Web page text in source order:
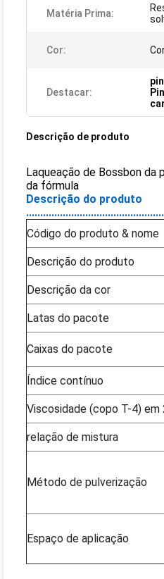
Matéria Prima:
Cor:
Destacar:
Descrição de produto
Laqueação de Bossbon da
da fórmula
Descrição do produto
Código do produto & nome
Descrição do produto
Descrição da cor
Latas do pacote
Caixas do pacote
Índice contínuo
Viscosidade (copo T-4)
relação de mistura
Método de pulverização
Espaço de aplicação